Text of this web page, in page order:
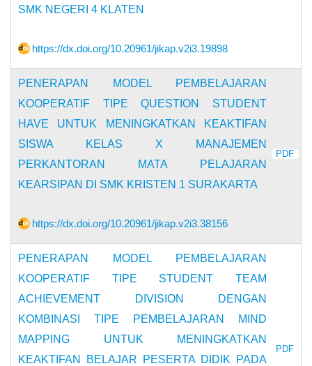
SMK NEGERI 4 KLATEN
https://dx.doi.org/10.20961/jikap.v2i3.19898
PENERAPAN MODEL PEMBELAJARAN
KOOPERATIF TIPE QUESTION STUDENT
HAVE UNTUK MENINGKATKAN KEAKTIFAN
SISWA KELAS X MANAJEMEN
PERKANTORAN MATA PELAJARAN
KEARSIPAN DI SMK KRISTEN 1 SURAKARTA
https://dx.doi.org/10.20961/jikap.v2i3.38156
PDF
PENERAPAN MODEL PEMBELAJARAN
KOOPERATIF TIPE STUDENT TEAM
ACHIEVEMENT DIVISION DENGAN
KOMBINASI TIPE PEMBELAJARAN MIND
MAPPING UNTUK MENINGKATKAN
KEAKTIFAN BELAJAR PESERTA DIDIK PADA
PDF